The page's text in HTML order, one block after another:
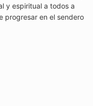
y espiritual a todos a
progresar en el sendero